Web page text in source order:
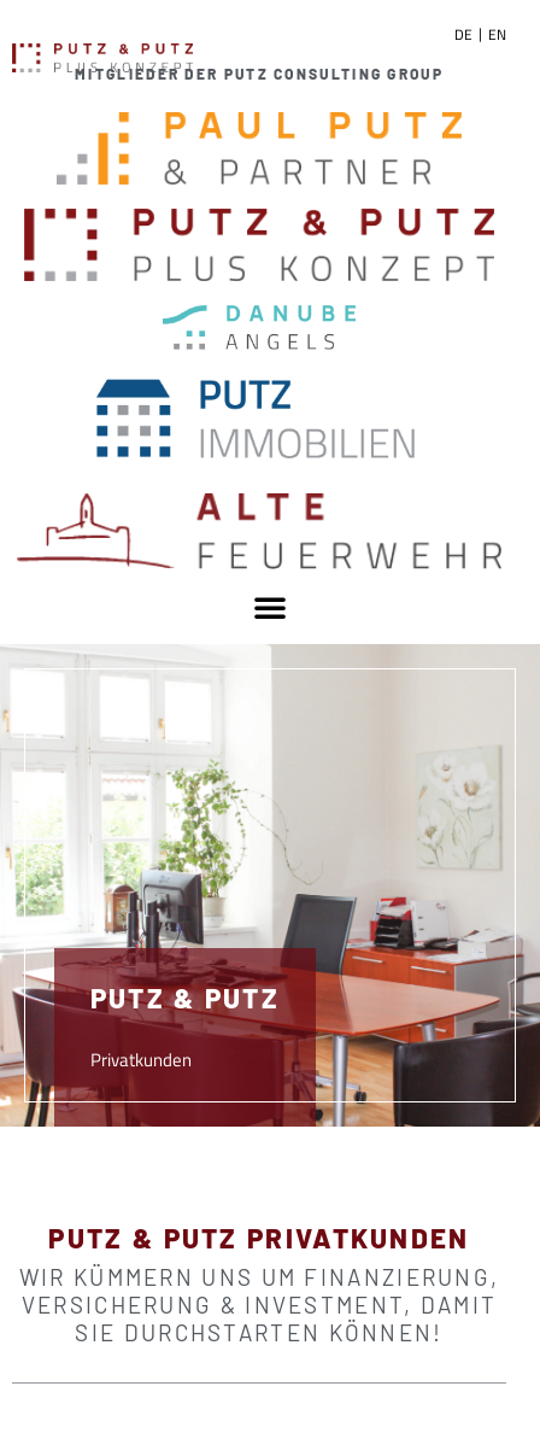
DE EN
MITGLIEDER DER PUTZ CONSULTING GROUP
PUTZ & PUTZ
Privatkunden
PUTZ & PUTZ PRIVATKUNDEN
WIR KÜMMERN UNS UM FINANZIERUNG,
VERSICHERUNG & INVESTMENT, DAMIT
SIE DURCHSTARTEN KÖNNEN!